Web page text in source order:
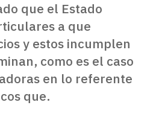
que el Estado
a que
y estos incumplen
como es el caso
en lo referente
que.